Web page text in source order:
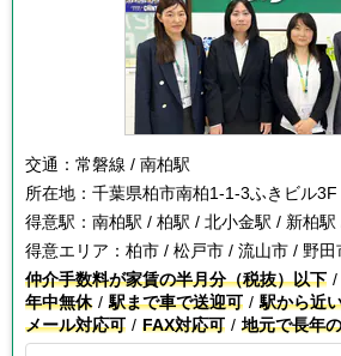
交通： 常磐線 / 南柏駅
所在地： 千葉県柏市南柏1-1-3ふきビル3F
得意駅： 南柏駅 / 柏駅 / 北小金駅 / 新柏駅
得意エリア： 柏市 / 松戸市 / 流山市 / 野
仲介手数料が家賃の半月分（税抜）以下
年中無休
駅まで車で送迎可 駅から近
メール対応可
FAX対応可 地元で長年